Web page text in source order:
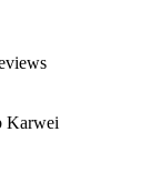
Karwei